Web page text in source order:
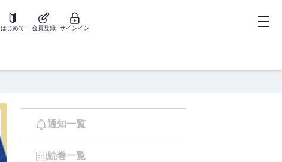
はじめて 会員登録 サインイン
通知一覧
続巻一覧